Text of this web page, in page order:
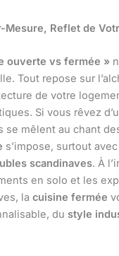
Mesure, Reflet de
ouverte vs fermée »
Tout repose sur
de votre
Si vous rêvez
se mêlent au chant
s’impose, surtout
scandinaves. À
en solo et les
la cuisine fermée
du style